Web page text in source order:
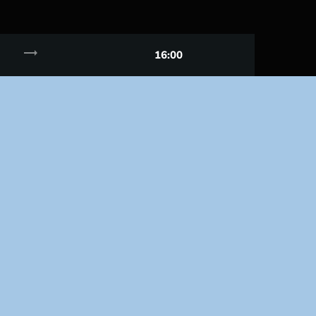
trending_flat 16:00